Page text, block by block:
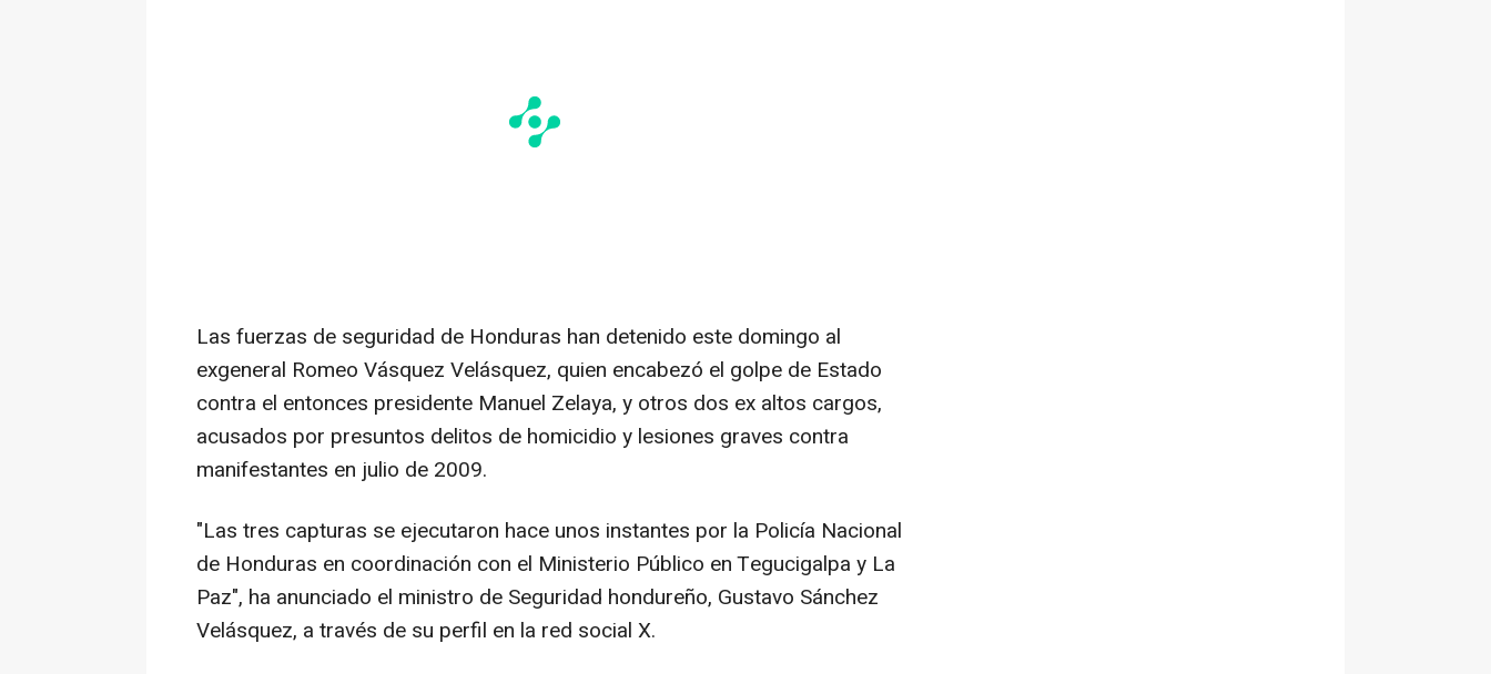
Las fuerzas de seguridad de Honduras han detenido este domingo al
exgeneral Romeo Vásquez Velásquez, quien encabezó el golpe de Estado
contra el entonces presidente Manuel Zelaya, y otros dos ex altos cargos,
acusados por presuntos delitos de homicidio y lesiones graves contra
manifestantes en julio de 2009.
"Las tres capturas se ejecutaron hace unos instantes por la Policía Nacional
de Honduras en coordinación con el Ministerio Público en Tegucigalpa y La
Paz", ha anunciado el ministro de Seguridad hondureño, Gustavo Sánchez
Velásquez, a través de su perfil en la red social X.